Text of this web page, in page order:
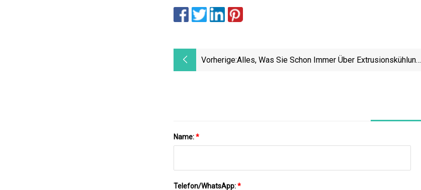
Vorherige:Alles, Was Sie Schon Immer Über Extrusionskühlung
Name:*
Telefon/WhatsApp:*